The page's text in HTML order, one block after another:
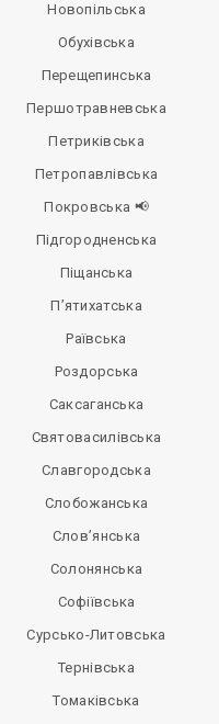
Новопільська
Обухівська
Перещепинська
Першотравневська
Петриківська
Петропавлівська
Покровська 📢
Підгородненська
Піщанська
П’ятихатська
Раївська
Роздорська
Саксаганська
Святовасилівська
Славгородська
Слобожанська
Слов’янська
Солонянська
Софіївська
Сурсько-Литовська
Тернівська
Томаківська